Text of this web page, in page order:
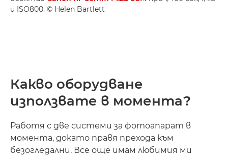
и ISO800. © Helen Bartlett
Какво оборудване
използвате в момента?
Работя с две системи за фотоапарат в
момента, докато правя прехода към
безогледални. Все още имам любимия ми